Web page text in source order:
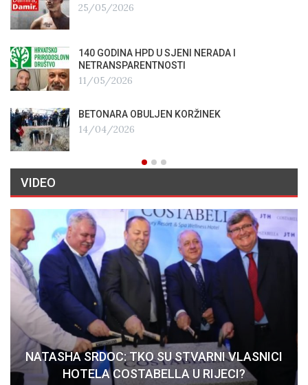
25/05/2026
140 GODINA HPD U SJENI NERADA I
NETRANSPARENTNOSTI
11/05/2026
BETONARA OBULJEN KORŽINEK
14/04/2026
VIDEO
NATASHA SRDOC: TKO SU STVARNI VLASNICI
HOTELA COSTABELLA U RIJECI?